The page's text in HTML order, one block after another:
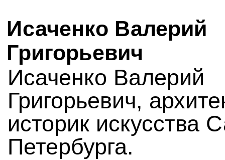
Исаченко Валерий
Григорьевич
Исаченко Валерий
Григорьевич,
историк искусства
Петербурга.